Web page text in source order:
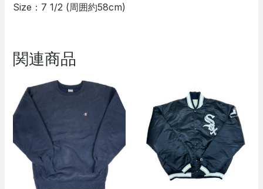
Size：7 1/2 (周囲約58cm)
関連商品